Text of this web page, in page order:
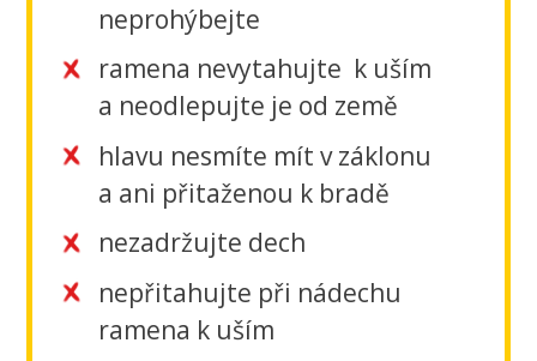
neprohýbejte
ramena nevytahujte k uším
a neodlepujte je od země
hlavu nesmíte mít v záklonu
a ani přitaženou k bradě
nezadržujte dech
nepřitahujte při nádechu
ramena k uším